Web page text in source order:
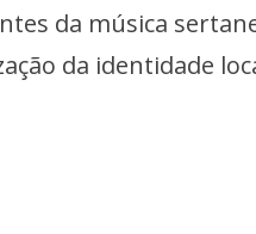
da música
da identidade